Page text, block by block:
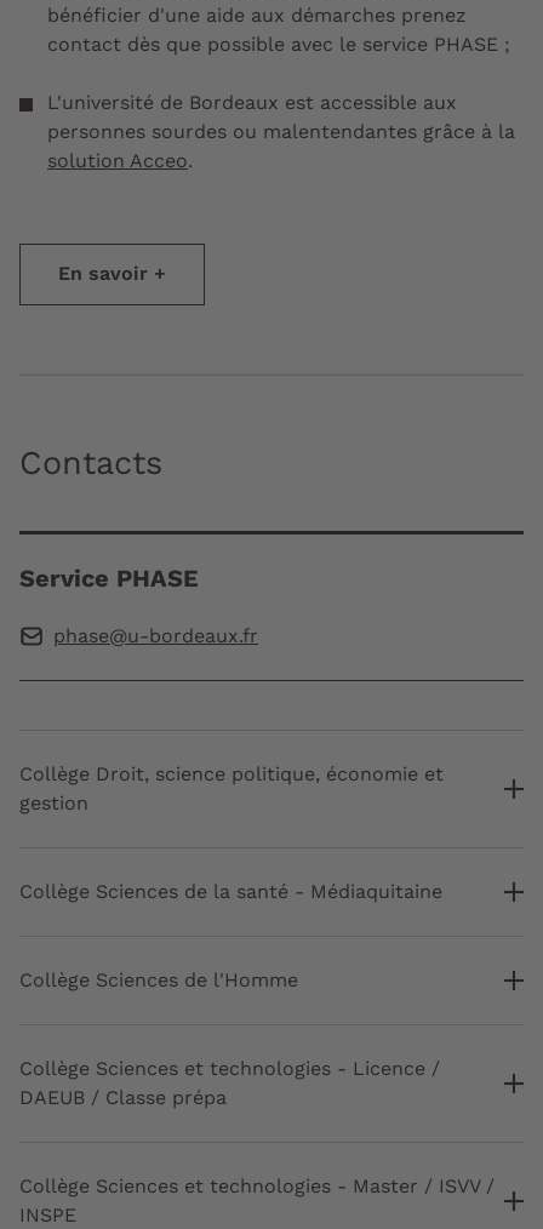
bénéficier d'une aide aux démarches prenez
contact dès que possible avec le service PHASE ;
L'université de Bordeaux est accessible aux
personnes sourdes ou malentendantes grâce à la
solution Acceo.
En savoir +
Contacts
Service PHASE
phase@u-bordeaux.fr
Collège Droit, science politique, économie et
gestion
Collège Sciences de la santé - Médiaquitaine
Collège Sciences de l'Homme
Collège Sciences et technologies - Licence /
DAEUB / Classe prépa
Collège Sciences et technologies - Master / ISVV /
INSPE